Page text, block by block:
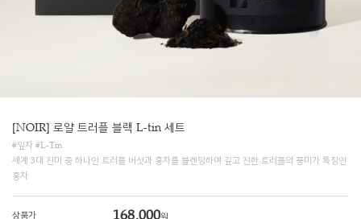
[NOIR] 로얄 트러플 블랙 L-tin 세트
#잎차 #L-Tin
세계 3대 진미 중 하나인 트러플 버섯과 홍차를 블렌딩하여 깊고 진한 트러플의 풍미가 특징인
홍차
상품가 168,000